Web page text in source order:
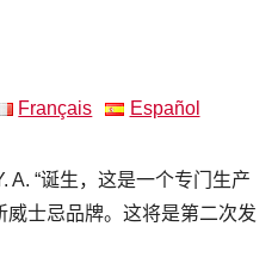
Français Español
A. “诞生，这是一个专门生产
威士忌品牌。这将是第二次发